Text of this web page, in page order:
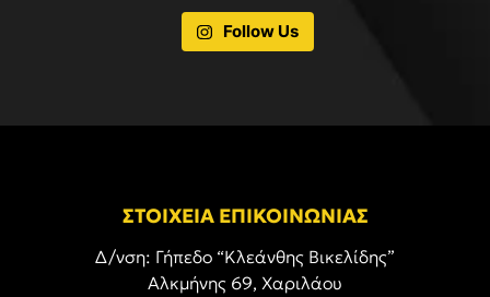
Follow Us
ΣΤΟΙΧΕΙΑ ΕΠΙΚΟΙΝΩΝΙΑΣ
Δ/νση: Γήπεδο “Κλεάνθης Βικελίδης”
Αλκμήνης 69, Χαριλάου